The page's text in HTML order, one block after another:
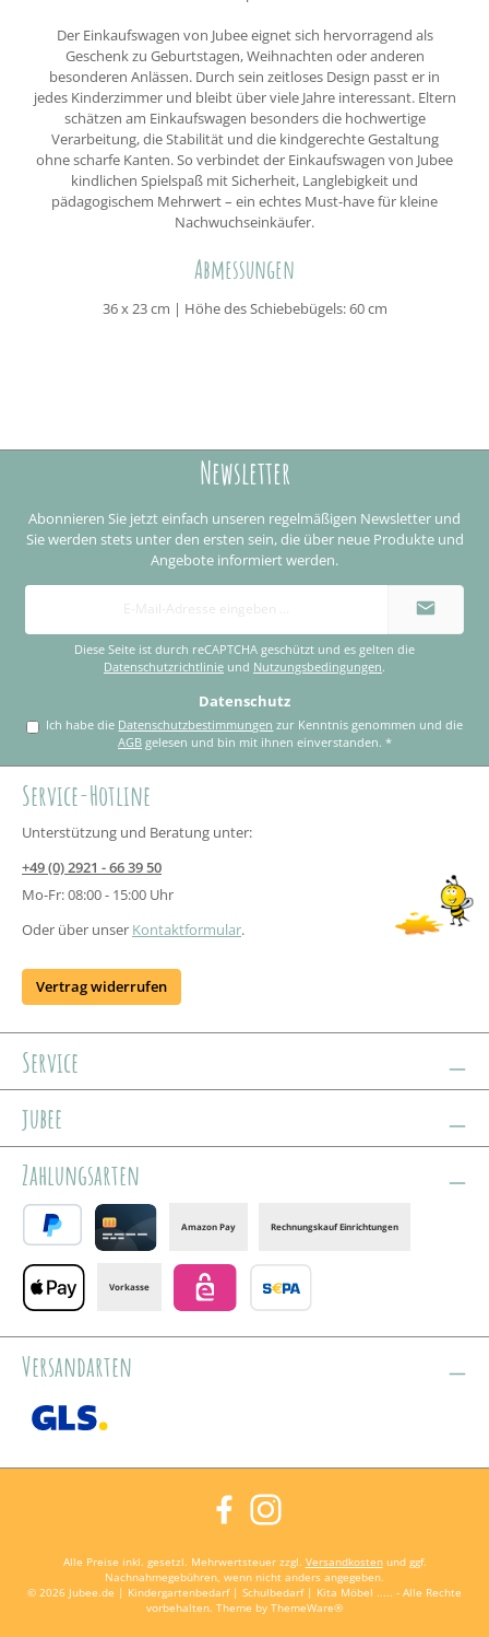
Der Einkaufswagen von Jubee eignet sich hervorragend als
Geschenk zu Geburtstagen, Weihnachten oder anderen
besonderen Anlässen. Durch sein zeitloses Design passt er in
jedes Kinderzimmer und bleibt über viele Jahre interessant. Eltern
schätzen am Einkaufswagen besonders die hochwertige
Verarbeitung, die Stabilität und die kindgerechte Gestaltung
ohne scharfe Kanten. So verbindet der Einkaufswagen von Jubee
kindlichen Spielspaß mit Sicherheit, Langlebigkeit und
pädagogischem Mehrwert – ein echtes Must-have für kleine
Nachwuchseinkäufer.
Abmessungen
36 x 23 cm | Höhe des Schiebebügels: 60 cm
Newsletter
Abonnieren Sie jetzt einfach unseren regelmäßigen Newsletter und
Sie werden stets unter den ersten sein, die über neue Produkte und
Angebote informiert werden.
E-
Adresse
Diese Seite ist durch reCAPTCHA geschützt und es gelten die
Datenschutzrichtlinie und Nutzungsbedingungen.
Datenschutz
Ich habe die Datenschutzbestimmungen
AGB gelesen und bin mit ihnen einverstanden.*
Service-Hotline
Unterstützung und Beratung unter:
+49 (0) 2921 - 66 39 50
Mo-Fr: 08:00 - 15:00 Uhr
Oder über unser Kontaktformular.
Vertrag widerrufen
Service
jubee
Zahlungsarten
Amazon Pay Rechnungskauf Einrichtungen
Vorkasse
Versandarten
FacebookInstagram
Alle Preise inkl. gesetzl. Mehrwertsteuer zzgl. Versandkostenund ggf.
Nachnahmegebühren, wenn nicht anders angegeben.
© 2026 Jubee.de | Kindergartenbedarf | Schulbedarf | Kita Möbel ..... - Alle Rechte
vorbehalten. Theme by ThemeWare®